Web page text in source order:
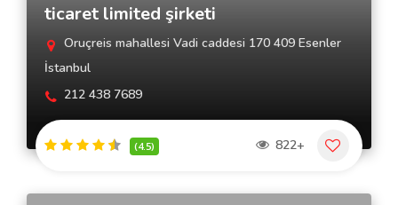
ticaret limited şirketi
Oruçreis mahallesi Vadi caddesi 170 409 Esenler
İstanbul
212 438 7689
(4.5) 822+